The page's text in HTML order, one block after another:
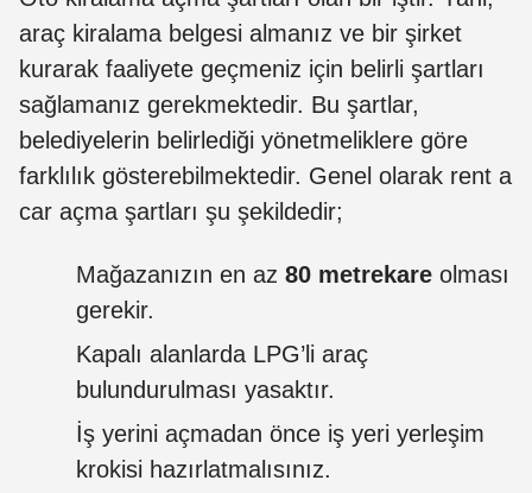
araç kiralama belgesi almanız ve bir şirket
kurarak faaliyete geçmeniz için belirli şartları
sağlamanız gerekmektedir. Bu şartlar,
belediyelerin belirlediği yönetmeliklere göre
farklılık gösterebilmektedir. Genel olarak rent a
car açma şartları şu şekildedir;
Mağazanızın en az 80 metrekare olması
gerekir.
Kapalı alanlarda LPG’li araç
bulundurulması yasaktır.
İş yerini açmadan önce iş yeri yerleşim
krokisi hazırlatmalısınız.